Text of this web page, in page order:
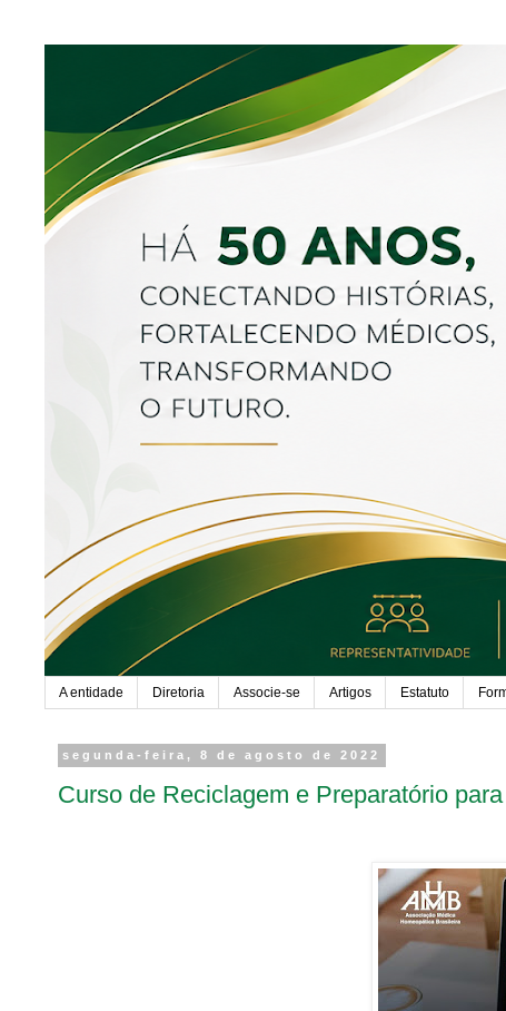
A entidade Diretoria Associe-se Artigos Estatuto
segunda-feira, 8 de agosto de 2022
Curso de Reciclagem e Preparatório